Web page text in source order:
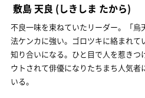
敷島 天良 (しきしま たから)
不良一味を束ねていたリーダー。「
法ケンカに強い。ゴロツキに絡まれて
知り合いになる。ひと目で人を惹きつ
ウトされて俳優になりたちまち人気
いる。